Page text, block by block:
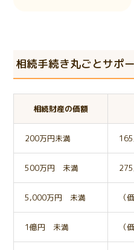
相続手続き丸ごとサポ
相続財産の価額
200万円未満
500万円 未満
5,000万円 未満 （
1億円 未満 （